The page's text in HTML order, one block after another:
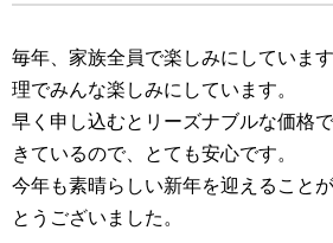
毎年、家族全員で楽しみにしていま
理でみんな楽しみにしています。
早く申し込むとリーズナブルな価格
きているので、とても安心です。
今年も素晴らしい新年を迎えること
とうございました。